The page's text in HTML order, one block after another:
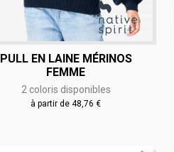
PULL EN LAINE MÉRINOS
FEMME
2 coloris disponibles
à partir de 48,76 €